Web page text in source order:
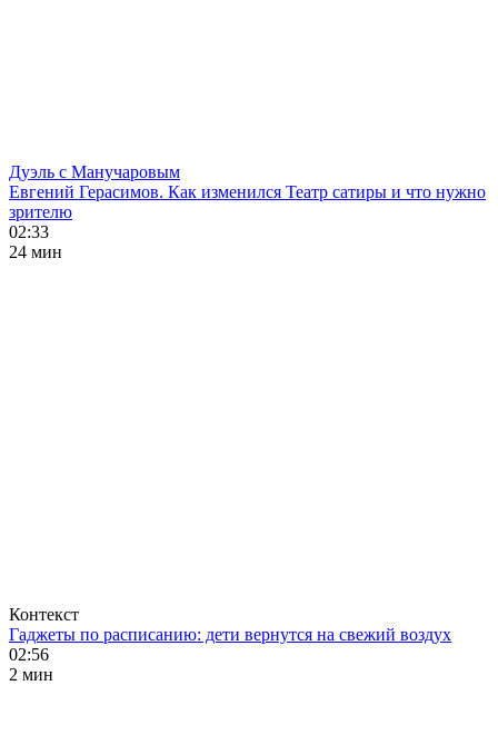
Дуэль с Манучаровым
Евгений Герасимов. Как изменился Театр сатиры и что нужно
зрителю
02:33
24 мин
Контекст
Гаджеты по расписанию: дети вернутся на свежий воздух
02:56
2 мин